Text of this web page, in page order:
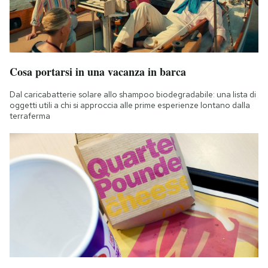
Cosa portarsi in una vacanza in barca
Dal caricabatterie solare allo shampoo biodegradabile: una lista di
oggetti utili a chi si approccia alle prime esperienze lontano dalla
terraferma